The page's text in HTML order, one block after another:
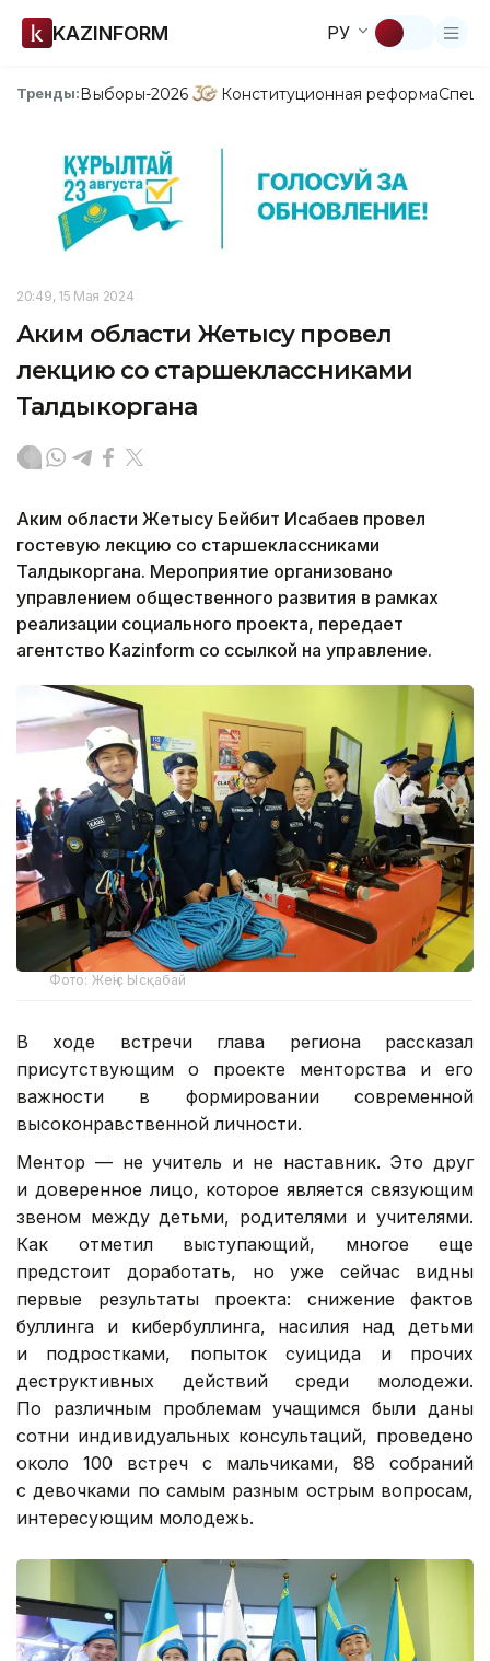
KAZINFORM РУ
Тренды:Выборы-2026 Конституционная реформа
20:49, 15 Мая 2024
Аким области Жетысу провел
лекцию со старшеклассниками
Талдыкоргана
Аким области Жетысу Бейбит Исабаев провел
гостевую лекцию со старшеклассниками
Талдыкоргана. Мероприятие организовано
управлением общественного развития в рамках
реализации социального проекта, передает
агентство Kazinform со ссылкой на управление.
Фото: Жеңіс Ысқабай
В ходе встречи глава региона рассказал
присутствующим о проекте менторства и его
важности в формировании современной
высоконравственной личности.
Ментор — не учитель и не наставник. Это друг
и доверенное лицо, которое является связующим
звеном между детьми, родителями и учителями.
Как отметил выступающий, многое еще
предстоит доработать, но уже сейчас видны
первые результаты проекта: снижение фактов
буллинга и кибербуллинга, насилия над детьми
и подростками, попыток суицида и прочих
деструктивных действий среди молодежи.
По различным проблемам учащимся были даны
сотни индивидуальных консультаций, проведено
около 100 встреч с мальчиками, 88 собраний
с девочками по самым разным острым вопросам,
интересующим молодежь.